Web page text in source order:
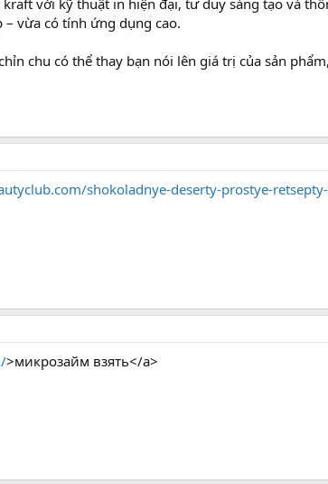
với kỹ thuật in hiện đại, tư duy sáng tạo và
vừa có tính ứng dụng cao.
chu có thể thay bạn nói lên giá trị của sản
shokoladnye-deserty-prostye-
>микрозайм взять</a>